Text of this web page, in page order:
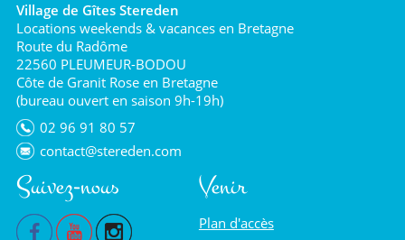
Village de Gîtes Stereden
Locations weekends & vacances en Bretagne
Route du Radôme
22560 PLEUMEUR-BODOU
Côte de Granit Rose en Bretagne
(bureau ouvert en saison 9h-19h)
02 96 91 80 57
contact@stereden.com
Suivez-nous Venir
Plan d'accès